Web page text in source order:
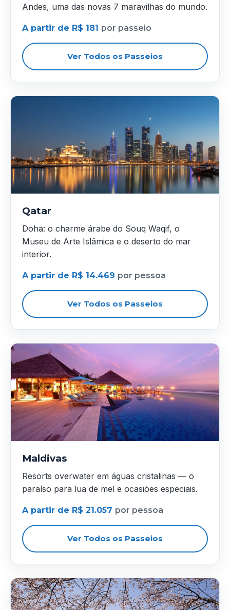
Andes, uma das novas 7 maravilhas do mundo.
A partir de R$ 181 por passeio
Ver Todos os Passeios
Qatar
Doha: o charme árabe do Souq Waqif, o
Museu de Arte Islâmica e o deserto do mar
interior.
A partir de R$ 14.469 por pessoa
Ver Todos os Passeios
Maldivas
Resorts overwater em águas cristalinas — o
paraíso para lua de mel e ocasiões especiais.
A partir de R$ 21.057 por pessoa
Ver Todos os Passeios